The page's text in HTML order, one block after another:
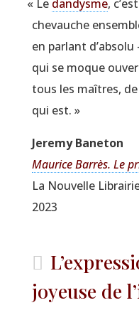
« Le dan­dysme,
che­vauche
en par­lant
qui se moque
tous les maîtres,
qui est. »
Jere­my Baneton
Mau­rice Bar­rès. Le
La Nou­velle
2023
joyeuse de